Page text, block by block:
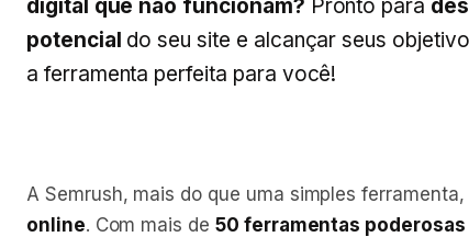
digital que não funcionam? Pronto para
potencial do seu site e alcançar seus
a ferramenta perfeita para você!
A Semrush, mais do que uma simples ferramenta,
online. Com mais de 50 ferramentas poderosas